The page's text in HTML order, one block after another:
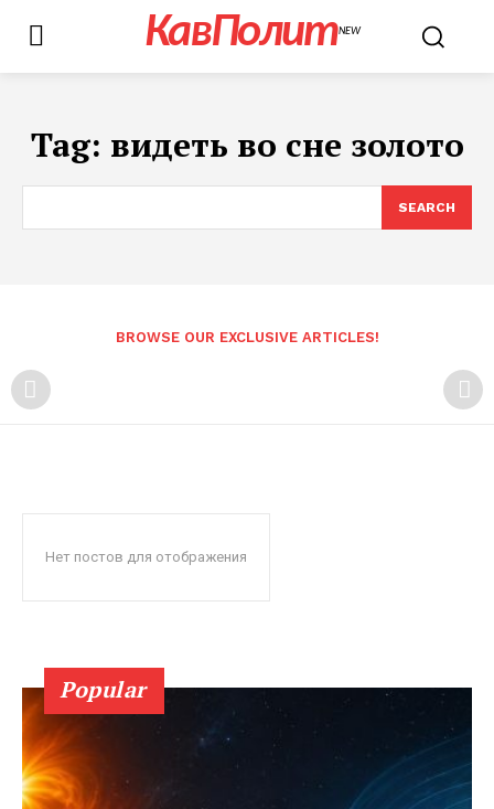
КавПолитNEW
Tag: видеть во сне золото
SEARCH
BROWSE OUR EXCLUSIVE ARTICLES!
Нет постов для отображения
Popular